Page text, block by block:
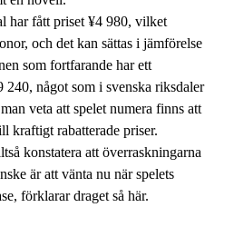
har fått priset ¥4 980, vilket
och det kan sättas i jämförelse
som fortfarande har ett
240, något som i svenska riksdaler
veta att spelet numera finns att
kraftigt rabatterade priser.
konstatera att överraskningarna
är att vänta nu när spelets
förklarar draget så här.